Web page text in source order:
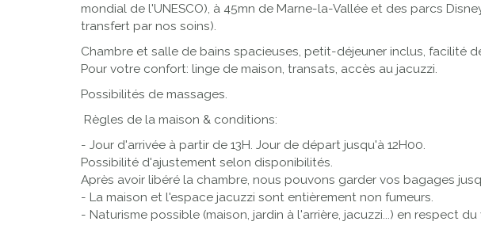
mondial de l'UNESCO), à 45mn de Marne-la-Vallée et des parcs
transfert par nos soins).
Chambre et salle de bains spacieuses, petit-déjeuner inclus, facilité
Pour votre confort: linge de maison, transats, accès au jacuzzi.
Possibilités de massages.
Règles de la maison & conditions:
- Jour d'arrivée à partir de 13H. Jour de départ jusqu'à 12H00.
Possibilité d'ajustement selon disponibilités.
Après avoir libéré la chambre, nous pouvons garder vos bagages
- La maison et l'espace jacuzzi sont entièrement non fumeurs.
- Naturisme possible (maison, jardin à l'arrière, jacuzzi...) en respect du